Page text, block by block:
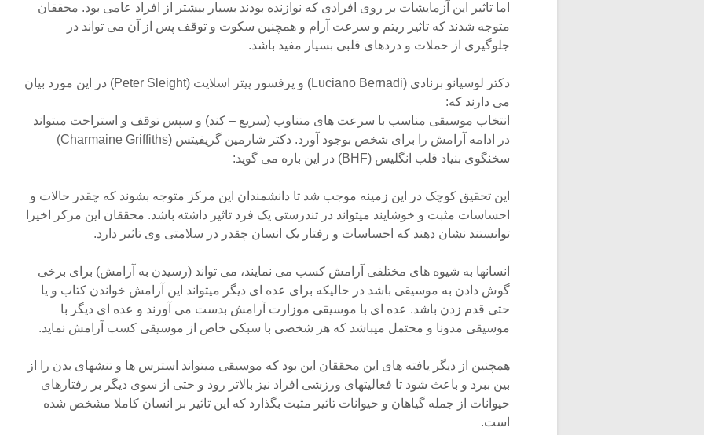
اما تاثیر این آزمایشات بر روی افرادی که نوازنده بودند بسیار بیشتر از افراد عامی بود. محققان
متوجه شدند که تاثیر ریتم و سرعت آرام و همچنین سکوت و توقف پس از آن می تواند در
جلوگیری از حملات و دردهای قلبی بسیار مفید باشد.
دکتر لوسیانو برنادی (Luciano Bernadi) و پرفسور پیتر اسلایت (Peter Sleight) در این مورد بیان
می دارند که:
انتخاب موسیقی مناسب با سرعت های متناوب (سریع – کند) و سپس توقف و استراحت میتواند
در ادامه آرامش را برای شخص بوجود آورد. دکتر شارمین گریفیتس (Charmaine Griffiths)
سخنگوی بنیاد قلب انگلیس (BHF) در این باره می گوید:
این تحقیق کوچک در این زمینه موجب شد تا دانشمندان این مرکز متوجه بشوند که چقدر حالات و
احساسات مثبت و خوشایند میتواند در تندرستی یک فرد تاثیر داشته باشد. محققان این مرکر اخیرا
توانستند نشان دهند که احساسات و رفتار یک انسان چقدر در سلامتی وی تاثیر دارد.
انسانها به شیوه های مختلفی آرامش کسب می نمایند، می تواند (رسیدن به آرامش) برای برخی
گوش دادن به موسیقی باشد در حالیکه برای عده ای دیگر میتواند این آرامش خواندن کتاب و یا
حتی قدم زدن باشد. عده ای با موسیقی موزارت آرامش بدست می آورند و عده ای دیگر با
موسیقی مدونا و محتمل میباشد که هر شخصی با سبکی خاص از موسیقی کسب آرامش نماید.
همچنین از دیگر یافته های این محققان این بود که موسیقی میتواند استرس ها و تنشهای بدن را از
بین ببرد و باعث شود تا فعالیتهای ورزشی افراد نیز بالاتر رود و حتی از سوی دیگر بر رفتارهای
حیوانات از جمله گیاهان و حیوانات تاثیر مثبت بگذارد که این تاثیر بر انسان کاملا مشخص شده
است.